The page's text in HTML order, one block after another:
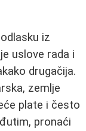
iz
uslove rada i
drugačija.
zemlje
plate i često
pronaći